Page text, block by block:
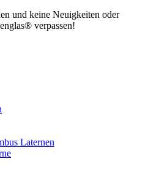
und keine Neuigkeiten oder
verpassen!
Laternen